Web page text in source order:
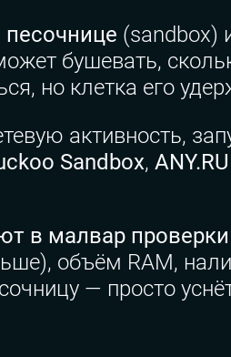
(sandbox)
бушевать,
но клетка его
активность,
Sandbox,
в малвар
объём RAM,
— просто